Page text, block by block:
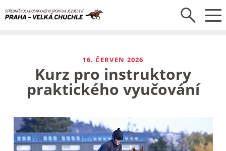
Kurz pro instruktory
praktického vyučování
16. ČERVEN 2026